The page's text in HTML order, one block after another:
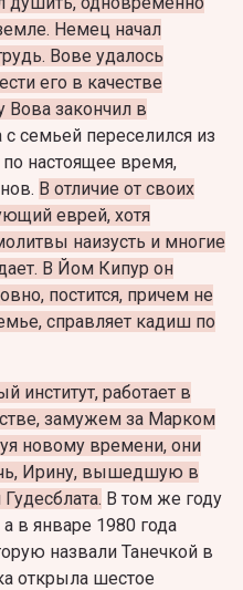
Немец начал
Вове удалось
его в качестве
Вова закончил в
семьей переселился из
настоящее время,
В отличие от своих
еврей, хотя
наизусть и многие
В Йом Кипур он
постится, причем не
справляет кадиш по
институт, работает в
замужем за Марком
новому времени, они
Ирину, вышедшую в
В том же году
в январе 1980 года
назвали Танечкой в
открыла шестое